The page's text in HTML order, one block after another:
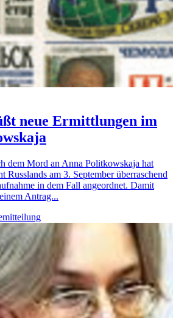
neue Ermittlungen im
dem Mord an Anna Politkowskaja hat
Russlands am 3. September überraschend
in dem Fall angeordnet. Damit
Antrag...